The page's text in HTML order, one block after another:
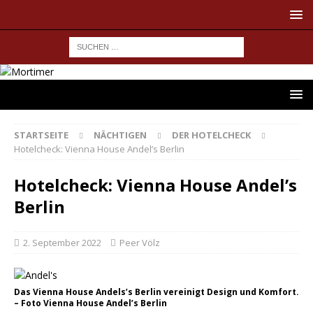
STARTSEITE NÄCHTIGEN
DER HOTELCHECK
Hotelcheck: Vienna House Andel’s Berlin
Hotelcheck: Vienna House Andel’s
Berlin
2. September 2022 Peer Völz
Das Vienna House Andels’s Berlin vereinigt Design und Komfort.
– Foto Vienna House Andel’s Berlin